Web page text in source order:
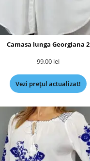
Camasa lunga Georgiana 2
99,00 lei
Vezi prețul actualizat!